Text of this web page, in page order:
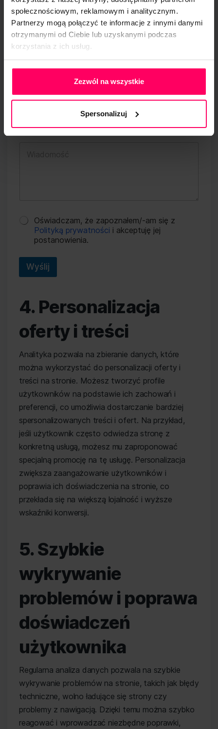
społecznościowym, reklamowym i analitycznym.
Partnerzy mogą połączyć te informacje z innymi danymi
otrzymanymi od Ciebie lub uzyskanymi podczas
korzystania z ich usług.
Polityka Prywatności
Zezwól na wszystkie
Spersonalizuj
Adres e-mail*
w
O
i
a
Wiadomość
a
c
n
i
*
Oświadczam, że zapoznałem/-am się z
Polityką prywatności i akceptuję jej
postanowienia.
Wyślij
4. Personalizacja
oferty i treści
Analityka pozwala na zbieranie danych, które
można wykorzystać do personalizacji oferty i
treści na stronie. Możesz tworzyć profile
użytkowników na podstawie ich zachowań i
preferencji, co umożliwia dostarczanie bardziej
spersonalizowanych treści i ofert. Na przykład,
jeśli użytkownik często odwiedza stronę z
konkretną usługą, możesz mu zaproponować
specjalną promocję na tę usługę. Personalizacja
zwiększa zaangażowanie użytkowników i
poprawia ich doświadczenia na stronie, co
przekłada się na większą lojalność i wyższe
wskaźniki konwersji.
5. Szybkie
wykrywanie
problemów i poprawa
doświadczeń
użytkownika
Regularna analiza danych pozwala na szybkie
wykrywanie problemów na stronie, takich jak błędy
techniczne, wolno ładujące się strony czy
problemy z nawigacją. Dzięki temu można szybko
reagować i wprowadzać niezbędne poprawki,